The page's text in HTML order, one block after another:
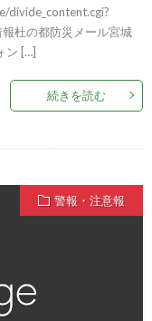
divide_content.cgi?
杜の都防災メール宮城
ン […]
続きを読む
警報・注意報